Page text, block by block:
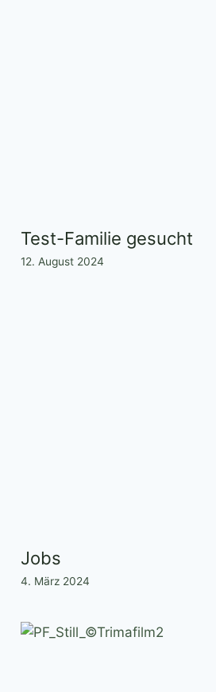
Test-Familie gesucht
12. August 2024
Jobs
4. März 2024